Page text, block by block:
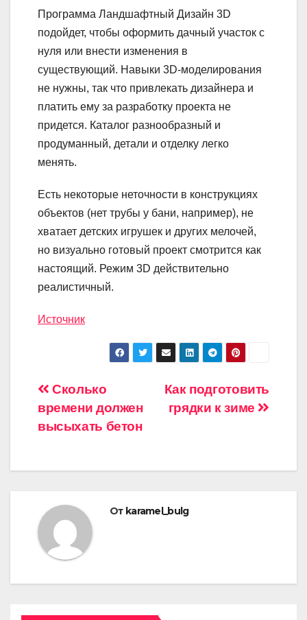
Программа Ландшафтный Дизайн 3D
подойдет, чтобы оформить дачный участок с
нуля или внести изменения в
существующий. Навыки 3D-моделирования
не нужны, так что привлекать дизайнера и
платить ему за разработку проекта не
придется. Каталог разнообразный и
продуманный, детали и отделку легко
менять.
Есть некоторые неточности в конструкциях
объектов (нет трубы у бани, например), не
хватает детских игрушек и других мелочей,
но визуально готовый проект смотрится как
настоящий. Режим 3D действительно
реалистичный.
Источник
Навигация
по
Как подготовить
грядки к зиме
Сколько
времени должен
высыхать бетон
От karamel_bulg